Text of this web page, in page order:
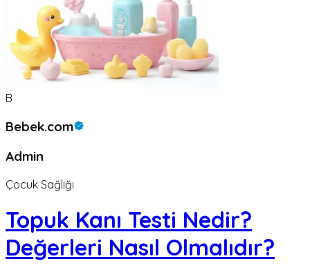
B
Bebek.com
Admin
Çocuk Sağlığı
Topuk Kanı Testi Nedir?
Değerleri Nasıl Olmalıdır?